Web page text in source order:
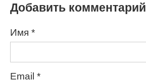
Добавить комментарий
Имя *
Email *